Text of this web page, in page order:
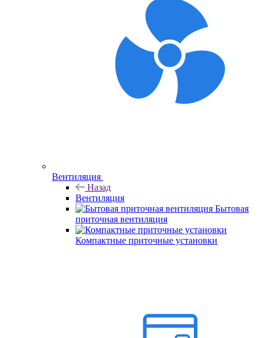
Вентиляция
Назад
Вентиляция
Бытовая
приточная вентиляция
Компактные приточные установки